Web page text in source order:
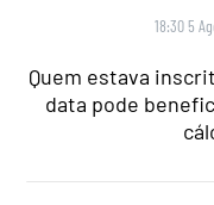
18:30 5
Quem estava
data pode